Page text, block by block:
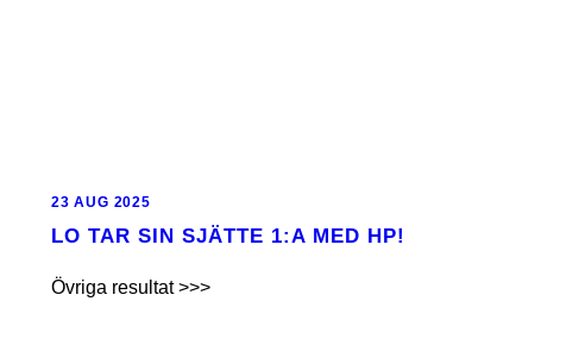
23 AUG 2025
LO TAR SIN SJÄTTE 1:A MED HP!
Övriga resultat >>>